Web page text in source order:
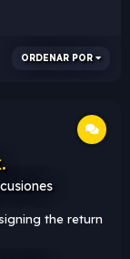
ORDENAR POR
the return